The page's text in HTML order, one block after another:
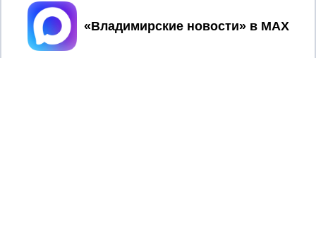
НОВОСТИ
Учредитель (соучредители): Общество с ограниченной
ответственностью «РЕГИОНАЛЬНЫЕ НОВОСТИ» (ОГРН
Принять